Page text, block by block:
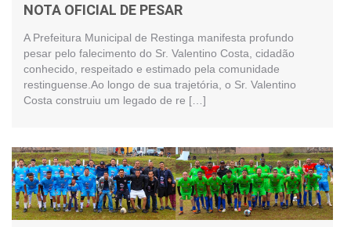
NOTA OFICIAL DE PESAR
A Prefeitura Municipal de Restinga manifesta profundo
pesar pelo falecimento do Sr. Valentino Costa, cidadão
conhecido, respeitado e estimado pela comunidade
restinguense.Ao longo de sua trajetória, o Sr. Valentino
Costa construiu um legado de re […]